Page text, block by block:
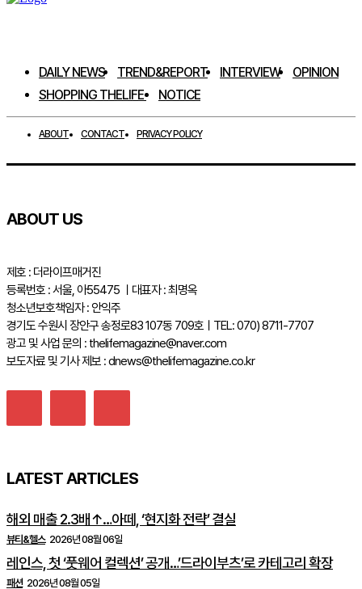
DAILY NEWS TREND&REPORT INTERVIEW
OPINION
SHOPPING THELIFE
NOTICE
ABOUT CONTACT PRIVACY POLICY
ABOUT US
제호 : 더라이프매거진
등록번호 : 서울, 아55475 ㅣ대표자 : 최명옥
청소년보호책임자 : 안익주
경기도 수원시 장안구 송정로83 107동 709호ㅣTEL: 070) 8711-7707
광고 및 사업 문의 : thelifemagazine@naver.com
보도자료 및 기사 제보 : dnews@thelifemagazine.co.kr
LATEST ARTICLES
해외 매출 2.3배↑…아떼, ‘현지화 전략’ 결실
뷰티&헬스 2026년 08월 06일
레인스, 첫 ‘풋웨어 컬렉션’ 공개…’드라이부츠’로 카테고리 확장
패션 2026년 08월 05일